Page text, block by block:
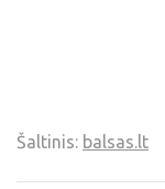
Šaltinis: balsas.lt